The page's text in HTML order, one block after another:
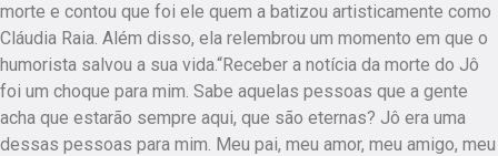
morte e contou que foi ele quem a batizou artisticamente como
Cláudia Raia. Além disso, ela relembrou um momento em que o
humorista salvou a sua vida.“Receber a notícia da morte do Jô
foi um choque para mim. Sabe aquelas pessoas que a gente
acha que estarão sempre aqui, que são eternas? Jô era uma
dessas pessoas para mim. Meu pai, meu amor, meu amigo, meu